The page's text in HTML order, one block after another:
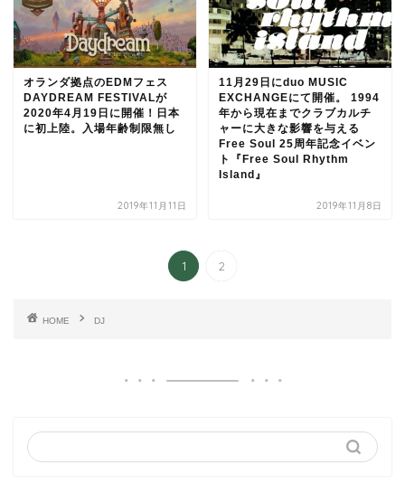
オランダ拠点のEDMフェス
DAYDREAM FESTIVALが
2020年4月19日に開催！日本
に初上陸。入場年齢制限無し
2019年11月11日
11月29日にduo MUSIC
EXCHANGEにて開催。 1994
年から現在までクラブカルチ
ャーに大きな影響を与える
Free Soul 25周年記念イベン
ト『Free Soul Rhythm
Island』
2019年11月8日
1 2
HOME DJ